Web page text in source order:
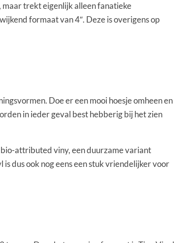
maar trekt eigenlijk alleen fanatieke
formaat van 4″. Deze is overigens op
Doe er een mooi hoesje omheen en
in ieder geval best hebberig bij het zien
attributed viny, een duurzame variant
dus ook nog eens een stuk vriendelijker voor